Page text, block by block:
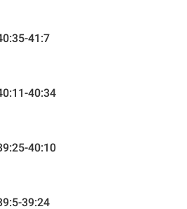
41:7
40:34
40:10
39:24